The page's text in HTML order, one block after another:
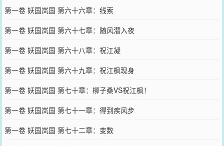
第一卷 妖国岚国 第六十六章：线索
第一卷 妖国岚国 第六十七章：随风潜入夜
第一卷 妖国岚国 第六十八章：祝江凝
第一卷 妖国岚国 第六十九章：祝江枫现身
第一卷 妖国岚国 第七十章：柳子桑VS祝江枫！
第一卷 妖国岚国 第七十一章：得到疾风步
第一卷 妖国岚国 第七十二章：变数